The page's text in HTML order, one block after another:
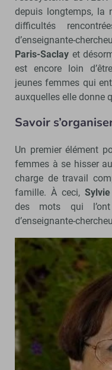
depuis longtemps, la
difficultés
d’enseignante-
Paris-Saclay et
est encore loin
jeunes femmes qui
auxquelles elle donne
Savoir
Un premier élément
femmes à se hisser
charge de travail
famille. À ceci,
des mots qui
d’enseignante-